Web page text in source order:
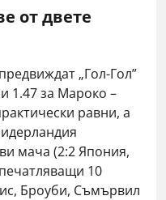
от двете
„Гол-Гол”
1.47 за Мароко –
равни, а
мача (2:2 Япония,
10
Броуби, Съмървил